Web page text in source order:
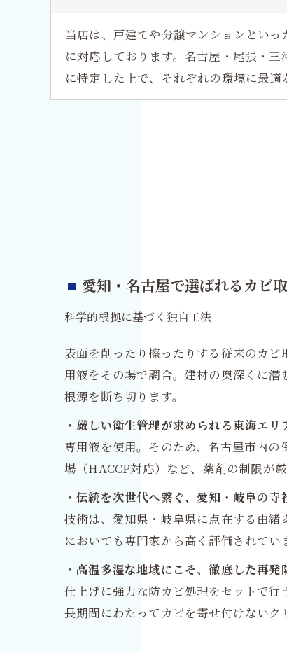
当店は、戸建てや分譲マンションとい
に対応しております。名古屋・尾張・
に特定した上で、それぞれの環境に最適
愛知・名古屋で選ばれるカビ
科学的根拠に基づく独自工法
表面を削ったり擦ったりする従来のカ
用液をその場で調合。建材の奥深くに
根源を断ち切ります。
・厳しい衛生管理が求められる東海エリ
専用液を使用。そのため、名古屋市内
場（HACCP対応）など、薬剤の制限が
・伝統を次世代へ繋ぐ、愛知・岐阜の寺
技術は、愛知県・岐阜県に点在する由
においても専門家から高く評価されてい
・高温多湿な地域にこそ、徹底した再発
仕上げに強力な防カビ処理をセットで行
長期間にわたってカビを寄せ付けないク